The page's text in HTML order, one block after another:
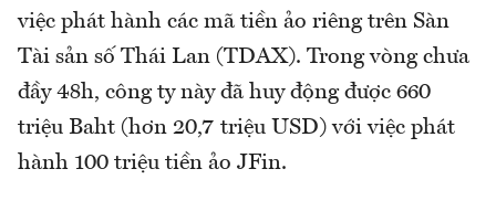
việc phát hành các mã tiền ảo riêng trên Sàn
Tài sản số Thái Lan (TDAX). Trong vòng chưa
đầy 48h, công ty này đã huy động được 660
triệu Baht (hơn 20,7 triệu USD) với việc phát
hành 100 triệu tiền ảo JFin.